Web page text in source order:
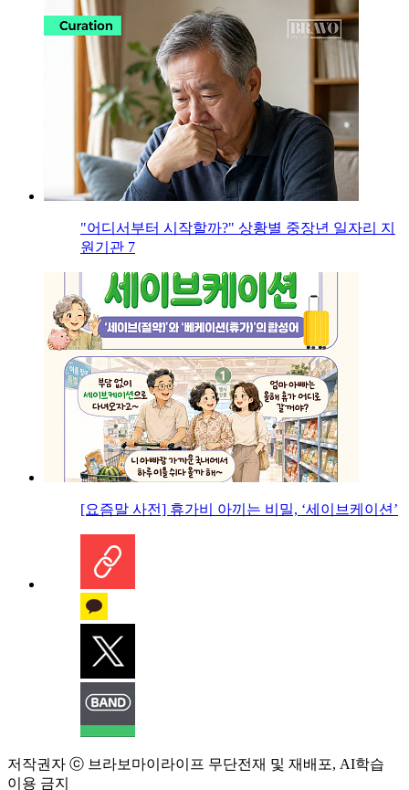
"어디서부터 시작할까?" 상황별 중장년 일자리 지
원기관 7
[요즘말 사전] 휴가비 아끼는 비밀, ‘세이브케이션’
저작권자 ⓒ 브라보마이라이프 무단전재 및 재배포, AI학습
이용 금지